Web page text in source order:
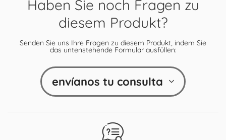
Haben Sie noch Fragen zu
diesem Produkt?
Senden Sie uns Ihre Fragen zu diesem Produkt, indem Sie
das untenstehende Formular ausfüllen:
envíanos tu consulta